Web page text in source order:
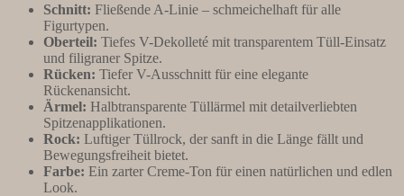
Schnitt: Fließende A-Linie – schmeichelhaft für alle
Figurtypen.
Oberteil: Tiefes V-Dekolleté mit transparentem Tüll-Einsatz
und filigraner Spitze.
Rücken: Tiefer V-Ausschnitt für eine elegante
Rückenansicht.
Ärmel: Halbtransparente Tüllärmel mit detailverliebten
Spitzenapplikationen.
Rock: Luftiger Tüllrock, der sanft in die Länge fällt und
Bewegungsfreiheit bietet.
Farbe: Ein zarter Creme-Ton für einen natürlichen und edlen
Look.